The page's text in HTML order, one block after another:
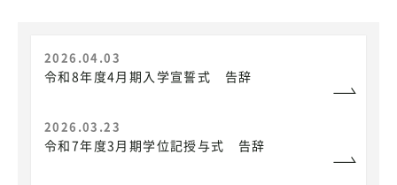
2026.04.03
令和8年度4月期入学宣誓式 告辞
2026.03.23
令和7年度3月期学位記授与式 告辞